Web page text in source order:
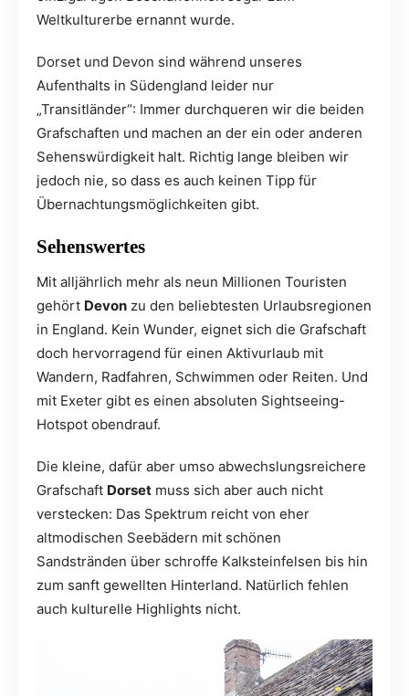
Weltkulturerbe ernannt wurde.
Dorset und Devon sind während unseres
Aufenthalts in Südengland leider nur
„Transitländer“: Immer durchqueren wir die beiden
Grafschaften und machen an der ein oder anderen
Sehenswürdigkeit halt. Richtig lange bleiben wir
jedoch nie, so dass es auch keinen Tipp für
Übernachtungsmöglichkeiten gibt.
Sehenswertes
Mit alljährlich mehr als neun Millionen Touristen
gehört Devon zu den beliebtesten Urlaubsregionen
in England. Kein Wunder, eignet sich die Grafschaft
doch hervorragend für einen Aktivurlaub mit
Wandern, Radfahren, Schwimmen oder Reiten. Und
mit Exeter gibt es einen absoluten Sightseeing-
Hotspot obendrauf.
Die kleine, dafür aber umso abwechslungsreichere
Grafschaft Dorset muss sich aber auch nicht
verstecken: Das Spektrum reicht von eher
altmodischen Seebädern mit schönen
Sandstränden über schroffe Kalksteinfelsen bis hin
zum sanft gewellten Hinterland. Natürlich fehlen
auch kulturelle Highlights nicht.